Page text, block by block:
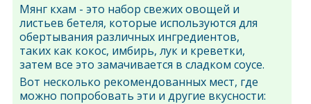
Мянг кхам - это набор свежих овощей и
листьев бетеля, которые используются для
обертывания различных ингредиентов,
таких как кокос, имбирь, лук и креветки,
затем все это замачивается в сладком соусе.
Вот несколько рекомендованных мест, где
можно попробовать эти и другие вкусности: